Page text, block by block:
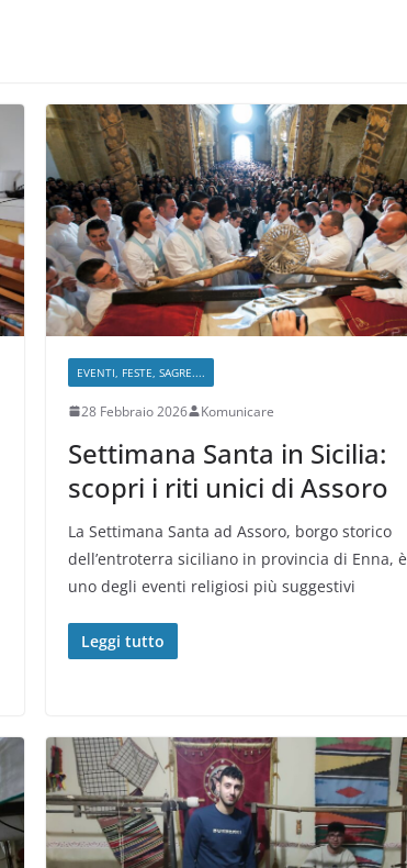
EVENTI, FESTE, SAGRE....
28 Febbraio 2026 Komunicare
Settimana Santa in Sicilia:
scopri i riti unici di Assoro
La Settimana Santa ad Assoro, borgo storico
dell’entroterra siciliano in provincia di Enna, è
uno degli eventi religiosi più suggestivi
Leggi tutto